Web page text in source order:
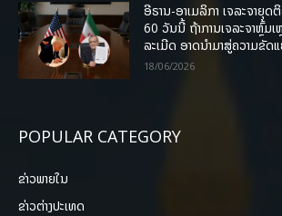
ອີຣານ-ອາເມລິກາ ເຈລະຈາຍຸດ
60 ວັນນີ້ ຖ້າການເຈລະຈາຫຼົ້ມ
ລະເມີດ ອາດນໍາມາສູ່ຄວາມຂັດ
18/06/2026
POPULAR CATEGORY
ຂ່າວພາຍ​ໃນ
ຂ່າວຕ່າງປະເທດ